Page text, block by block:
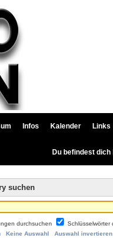
Infos Kalender Links
Du befindest
suchen
durchsuchen
Keine Auswahl Auswahl invertieren